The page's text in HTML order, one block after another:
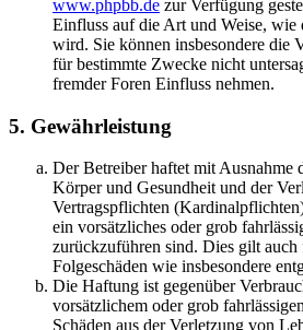
www.phpbb.de zur Verfügung
Einfluss auf die Art und Weise, wie
wird. Sie können insbesondere die
für bestimmte Zwecke nicht
fremder Foren Einfluss nehmen.
5. Gewährleistung
Der Betreiber haftet mit Ausnahme
Körper und Gesundheit und der
Vertragspflichten
ein vorsätzliches oder grob
zurückzuführen sind. Dies gilt auch
Folgeschäden wie insbesondere
Die Haftung ist gegenüber
vorsätzlichem oder grob
Schäden aus der Verletzung von